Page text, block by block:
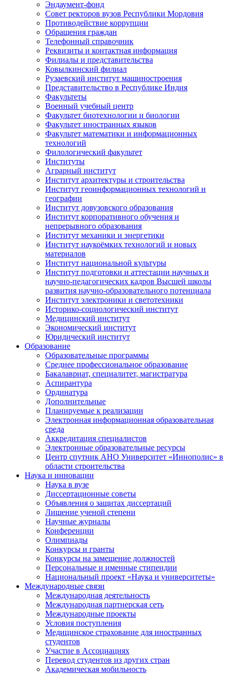
Эндаумент-фонд
Совет ректоров вузов Республики Мордовия
Противодействие коррупции
Обращения граждан
Телефонный справочник
Реквизиты и контактная информация
Филиалы и представительства
Ковылкинский филиал
Рузаевский институт машиностроения
Представительство в Республике Индия
Факультеты
Военный учебный центр
Факультет биотехнологии и биологии
Факультет иностранных языков
Факультет математики и информационных
технологий
Филологический факультет
Институты
Аграрный институт
Институт архитектуры и строительства
Институт геоинформационных технологий и
географии
Институт довузовского образования
Институт корпоративного обучения и
непрерывного образования
Институт механики и энергетики
Институт наукоёмких технологий и новых
материалов
Институт национальной культуры
Институт подготовки и аттестации научных и
научно-педагогических кадров Высшей школы
развития научно-образовательного потенциала
Институт электроники и светотехники
Историко-социологический институт
Медицинский институт
Экономический институт
Юридический институт
Образование
Образовательные программы
Среднее профессиональное образование
Бакалавриат, специалитет, магистратура
Аспирантура
Ординатура
Дополнительные
Планируемые к реализации
Электронная информационная образовательная
среда
Аккредитация специалистов
Электронные образовательные ресурсы
Центр спутник АНО Университет «Иннополис» в
области строительства
Наука и инновации
Наука в вузе
Диссертационные советы
Объявления о защитах диссертаций
Лишение ученой степени
Научные журналы
Конференции
Олимпиады
Конкурсы и гранты
Конкурсы на замещение должностей
Персональные и именные стипендии
Национальный проект «Наука и университеты»
Международные связи
Международная деятельность
Международная партнерская сеть
Международные проекты
Условия поступления
Медицинское страхование для иностранных
студентов
Участие в Ассоциациях
Перевод студентов из других стран
Академическая мобильность